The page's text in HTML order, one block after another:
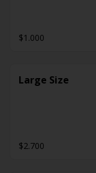
$1.000
Large Size
$2.700